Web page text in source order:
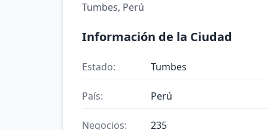
Tumbes, Perú
Información de la Ciudad
Estado: Tumbes
País: Perú
Negocios: 235